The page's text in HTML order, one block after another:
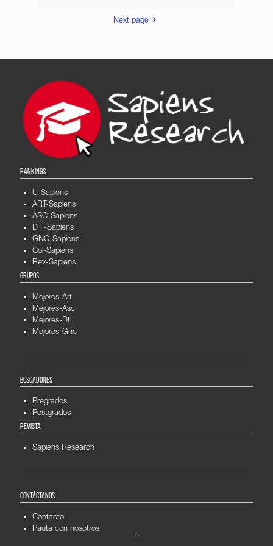
Next page
RANKINGS
U-Sapiens
ART-Sapiens
ASC-Sapiens
DTI-Sapiens
GNC-Sapiens
Col-Sapiens
Rev-Sapiens
GRUPOS
Mejores-Art
Mejores-Asc
Mejores-Dti
Mejores-Gnc
BUSCADORES
Pregrados
Postgrados
REVISTA
Sapiens Research
CONTÁCTANOS
Contacto
Pauta con nosotros